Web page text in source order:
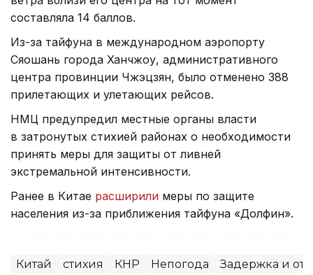
составляла 14 баллов.
Из-за тайфуна в международном аэропорту
Сяошань города Ханчжоу, административного
центра провинции Чжэцзян, было отменено 388
прилетающих и улетающих рейсов.
НМЦ предупредил местные органы власти
в затронутых стихией районах о необходимости
принять меры для защиты от ливней
экстремальной интенсивности.
Ранее в Китае расширили меры по защите
населения из-за приближения тайфуна «Долфин».
Китай стихия КНР Непогода Задержка и